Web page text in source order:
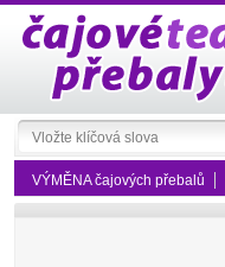
VÝMĚNA čajových přebalů